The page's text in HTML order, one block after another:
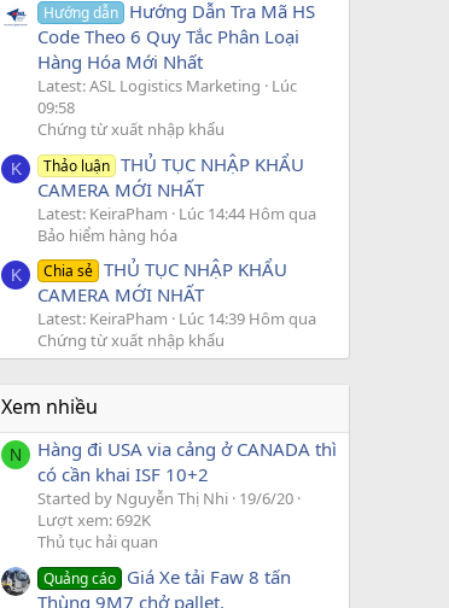
Hướng dẫn Hướng Dẫn Tra Mã HS
Code Theo 6 Quy Tắc Phân Loại
Hàng Hóa Mới Nhất
Latest: ASL Logistics Marketing
Lúc
09:58
Chứng từ xuất nhập khẩu
K Thảo luận THỦ TỤC NHẬP KHẨU
CAMERA MỚI NHẤT
Latest: KeiraPham
Lúc 14:44 Hôm qua
Bảo hiểm hàng hóa
K Chia sẻ THỦ TỤC NHẬP KHẨU
CAMERA MỚI NHẤT
Latest: KeiraPham
Lúc 14:39 Hôm qua
Chứng từ xuất nhập khẩu
Xem nhiều
N
Hàng đi USA via cảng ở CANADA thì
có cần khai ISF 10+2
Started by Nguyễn Thị Nhi 19/6/20
Lượt xem: 692K
Thủ tục hải quan
Quảng cáo Giá Xe tải Faw 8 tấn
Thùng 9M7 chở pallet.